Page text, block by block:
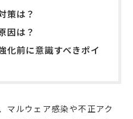
策は？
因は？
化前に意識すべきポイ
マルウェア感染や不正アク